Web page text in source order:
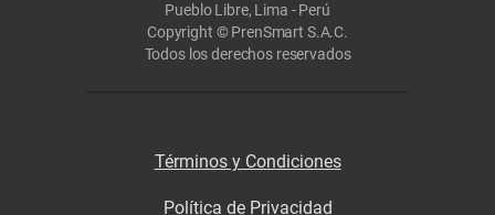
Pueblo Libre, Lima - Perú
Copyright © PrenSmart S.A.C.
Todos los derechos reservados
Términos y Condiciones
Política de Privacidad